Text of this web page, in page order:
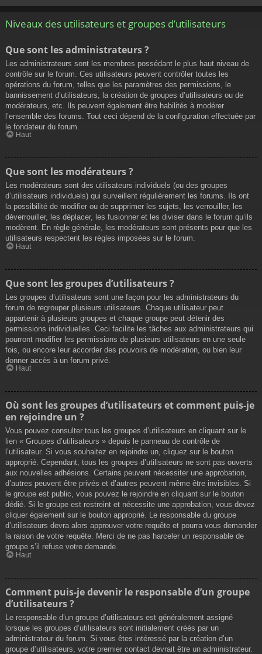
Niveaux des utilisateurs et groupes d’utilisateurs
Que sont les administrateurs ?
Les administrateurs sont les membres possédant le plus haut niveau de
contrôle sur le forum. Ces utilisateurs peuvent contrôler toutes les
opérations du forum, telles que les paramètres des permissions, le
bannissement d’utilisateurs, la création de groupes d’utilisateurs ou de
modérateurs, etc. Ils peuvent également être habilités à modérer
l’ensemble des forums. Tout ceci dépend de la configuration effectuée par
le fondateur du forum.
Haut
Que sont les modérateurs ?
Les modérateurs sont des utilisateurs individuels (ou des groupes
d’utilisateurs individuels) qui surveillent régulièrement les forums. Ils ont
la possibilité de modifier ou de supprimer les sujets, les verrouiller, les
déverrouiller, les déplacer, les fusionner et les diviser dans le forum qu’ils
modèrent. En règle générale, les modérateurs sont présents pour que les
utilisateurs respectent les règles imposées sur le forum.
Haut
Que sont les groupes d’utilisateurs ?
Les groupes d’utilisateurs sont une façon pour les administrateurs du
forum de regrouper plusieurs utilisateurs. Chaque utilisateur peut
appartenir à plusieurs groupes et chaque groupe peut détenir des
permissions individuelles. Ceci facilite les tâches aux administrateurs qui
pourront modifier les permissions de plusieurs utilisateurs en une seule
fois, ou encore leur accorder des pouvoirs de modération, ou bien leur
donner accès à un forum privé.
Haut
Où sont les groupes d’utilisateurs et comment puis-je
en rejoindre un ?
Vous pouvez consulter tous les groupes d’utilisateurs en cliquant sur le
lien « Groupes d’utilisateurs » depuis le panneau de contrôle de
l’utilisateur. Si vous souhaitez en rejoindre un, cliquez sur le bouton
approprié. Cependant, tous les groupes d’utilisateurs ne sont pas ouverts
aux nouvelles adhésions. Certains peuvent nécessiter une approbation,
d’autres peuvent être privés et d’autres peuvent même être invisibles. Si
le groupe est public, vous pouvez le rejoindre en cliquant sur le bouton
dédié. Si le groupe est restreint et nécessite une approbation, vous devez
cliquer également sur le bouton approprié. Le responsable du groupe
d’utilisateurs devra alors approuver votre requête et pourra vous demander
la raison de votre requête. Merci de ne pas harceler un responsable de
groupe s’il refuse votre demande.
Haut
Comment puis-je devenir le responsable d’un groupe
d’utilisateurs ?
Le responsable d’un groupe d’utilisateurs est généralement assigné
lorsque les groupes d’utilisateurs sont initialement créés par un
administrateur du forum. Si vous êtes intéressé par la création d’un
groupe d’utilisateurs, votre premier contact devrait être un administrateur.